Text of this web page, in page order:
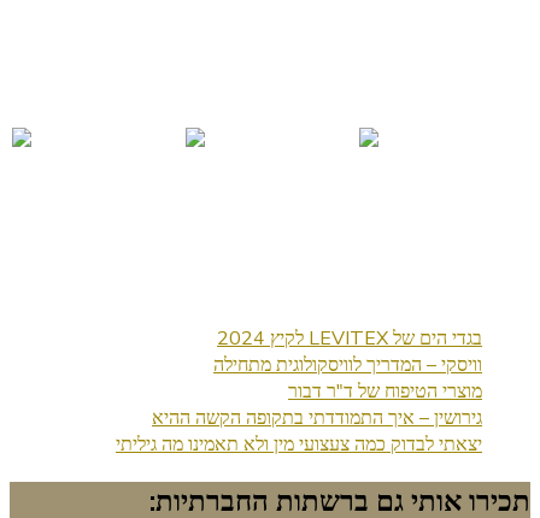
בגדי הים של LEVITEX לקיץ 2024
וויסקי – המדריך לוויסקולוגית מתחילה
מוצרי הטיפוח של ד"ר דבור
גירושין – איך התמודדתי בתקופה הקשה ההיא
יצאתי לבדוק כמה צעצועי מין ולא תאמינו מה גיליתי
תכירו אותי גם ברשתות החברתיות: